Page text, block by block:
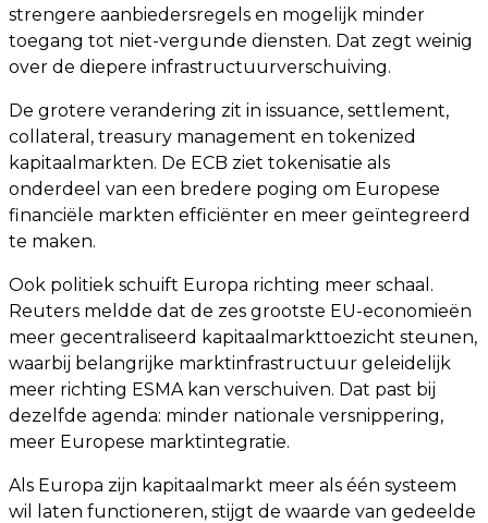
strengere aanbiedersregels en mogelijk minder
toegang tot niet-vergunde diensten. Dat zegt weinig
over de diepere infrastructuurverschuiving.
De grotere verandering zit in issuance, settlement,
collateral, treasury management en tokenized
kapitaalmarkten. De ECB ziet tokenisatie als
onderdeel van een bredere poging om Europese
financiële markten efficiënter en meer geïntegreerd
te maken.
Ook politiek schuift Europa richting meer schaal.
Reuters meldde dat de zes grootste EU-economieën
meer gecentraliseerd kapitaalmarkttoezicht steunen,
waarbij belangrijke marktinfrastructuur geleidelijk
meer richting ESMA kan verschuiven. Dat past bij
dezelfde agenda: minder nationale versnippering,
meer Europese marktintegratie.
Als Europa zijn kapitaalmarkt meer als één systeem
wil laten functioneren, stijgt de waarde van gedeelde